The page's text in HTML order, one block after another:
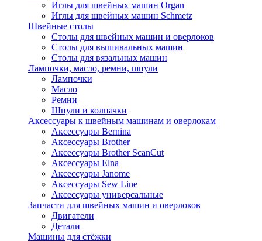
Иглы для швейных машин Organ
Иглы для швейных машин Schmetz
Швейные столы
Столы для швейных машин и оверлоков
Столы для вышивальных машин
Столы для вязальных машин
Лампочки, масло, ремни, шпули
Лампочки
Масло
Ремни
Шпули и колпачки
Аксессуары к швейным машинам и оверлокам
Аксессуары Bernina
Аксессуары Brother
Аксессуары Brother ScanCut
Аксессуары Elna
Аксессуары Janome
Аксессуары Sew Line
Аксессуары универсальные
Запчасти для швейных машин и оверлоков
Двигатели
Детали
Машины для стёжки